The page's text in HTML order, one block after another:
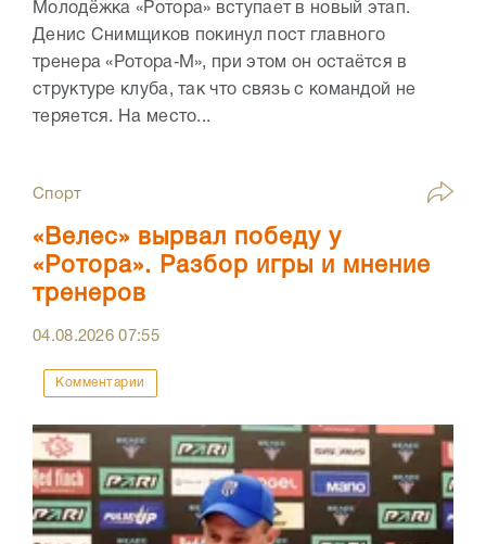
Молодёжка «Ротора» вступает в новый этап.
Денис Снимщиков покинул пост главного
тренера «Ротора‑М», при этом он остаётся в
структуре клуба, так что связь с командой не
теряется. На место...
Спорт
«Велес» вырвал победу у
«Ротора». Разбор игры и мнение
тренеров
04.08.202607:55
Комментарии